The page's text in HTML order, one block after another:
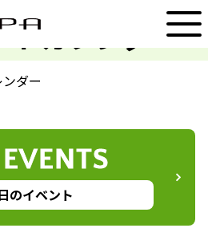
トカレンダー
ダー
のイベント